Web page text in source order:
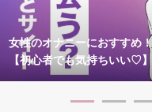
女性のオナニーにおすすめ
【初心者でも気持ちいい♡】